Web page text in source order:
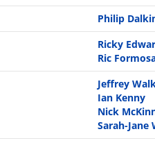
Philip
Ricky
Ric
Jeffrey
Ian Kenny
Nick
Sarah-Jane